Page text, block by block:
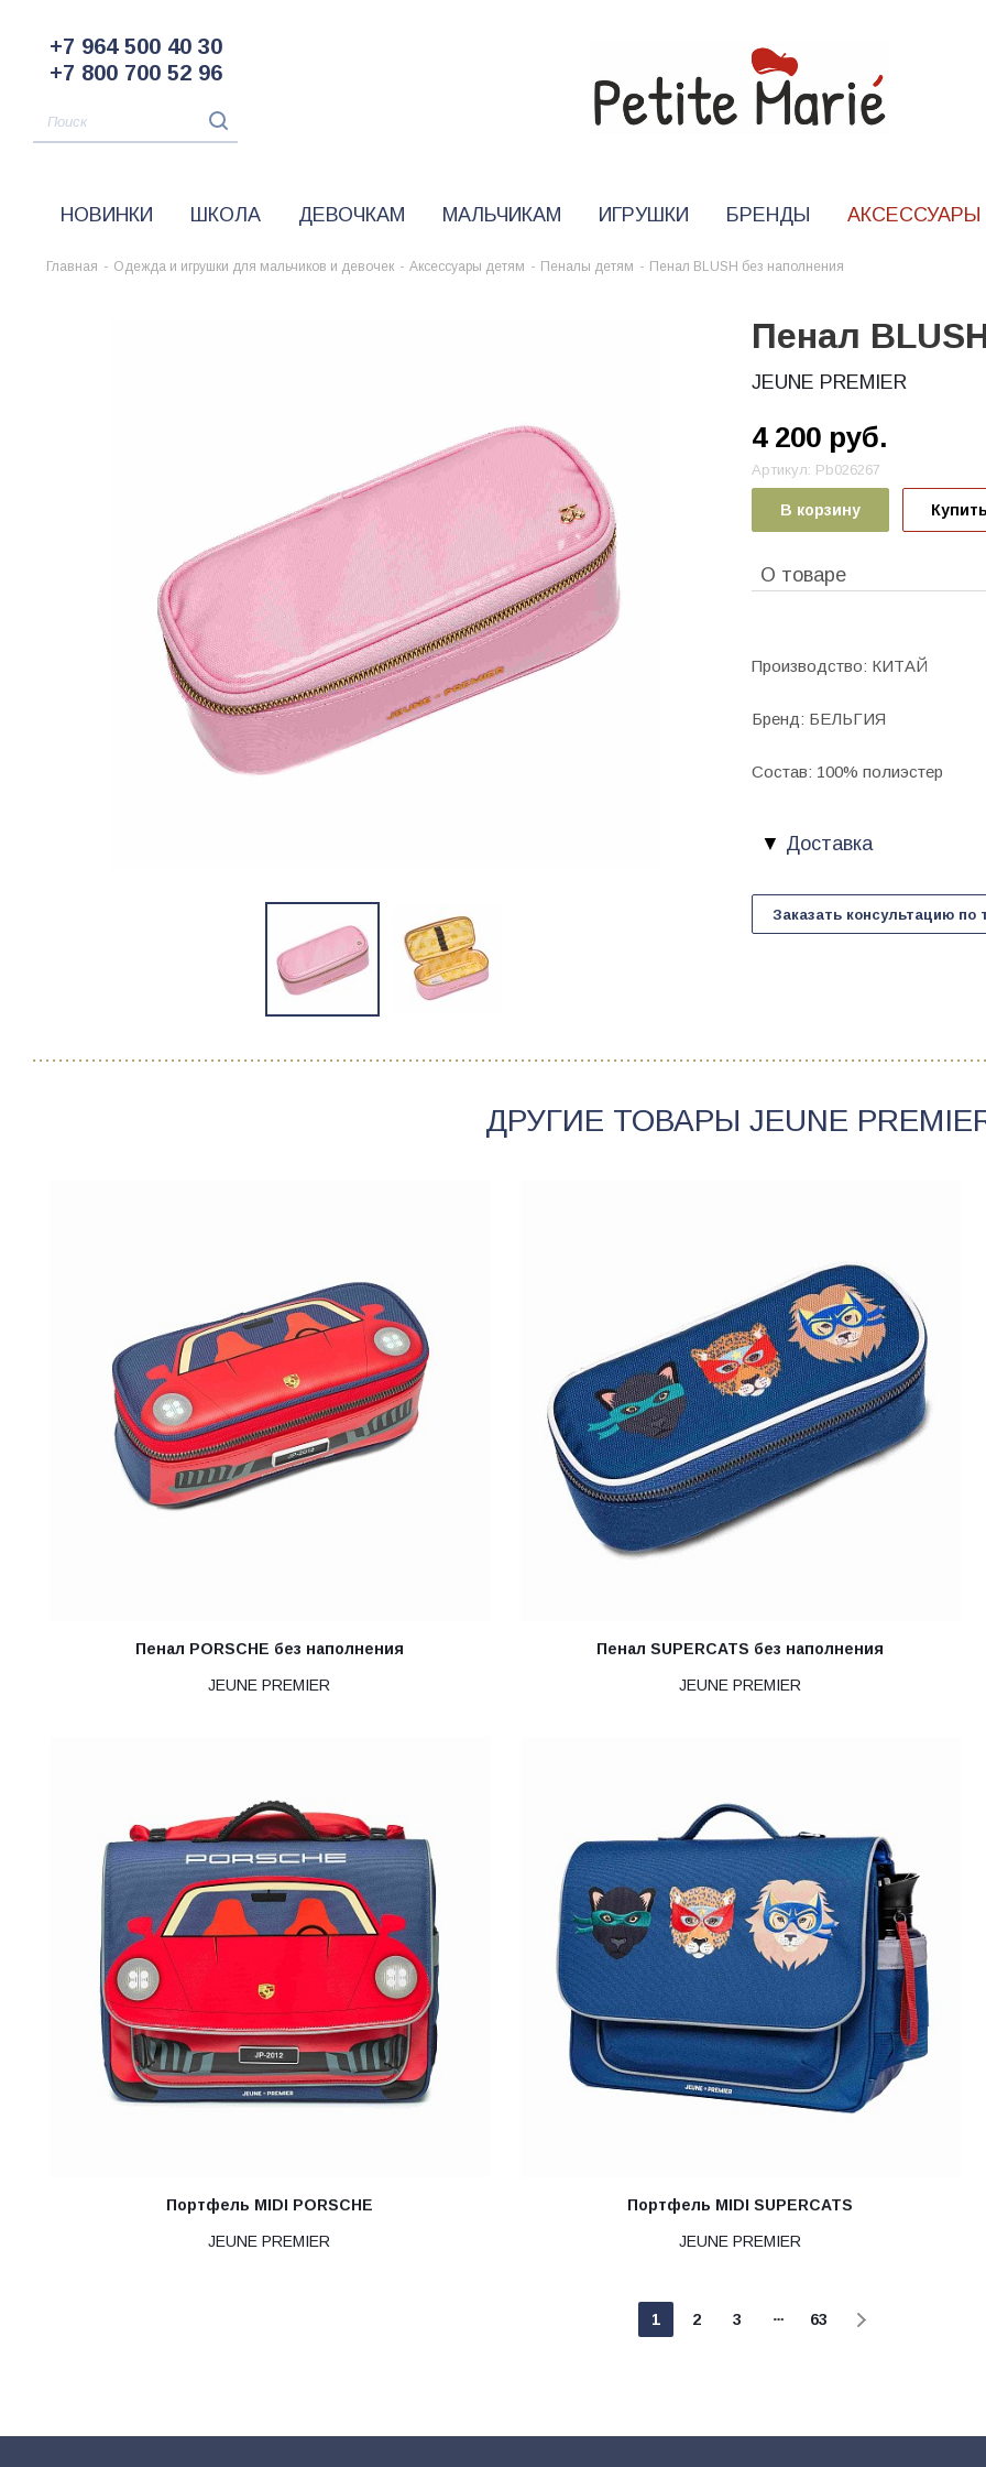
+7 964 500 40 30
+7 800 700 52 96
НОВИНКИ ШКОЛА ДЕВОЧКАМ МАЛЬЧИКАМ ИГРУШКИ БРЕНДЫ АКСЕССУАРЫ
Главная - Одежда и игрушки для мальчиков и девочек - Аксессуары детям - Пеналы детям - Пенал BLUSH без наполнения
Пенал
JEUNE PREMIER
4 200 руб.
Артикул: Pb026267
В корзину
О товаре
Производство: КИТАЙ
Бренд: БЕЛЬГИЯ
Состав: 100% полиэстер
Доставка
Заказать консультацию по
ДРУГИЕ ТОВАРЫ JEUNE
Пенал PORSCHE без наполнения
JEUNE PREMIER
Пенал SUPERCATS без наполнения
JEUNE PREMIER
Портфель MIDI PORSCHE
JEUNE PREMIER
Портфель MIDI SUPERCATS
JEUNE PREMIER
1 2 3 63